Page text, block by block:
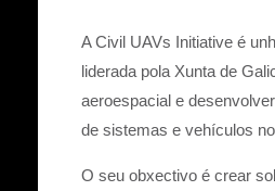
A Civil UAVs Initiative é
liderada pola Xunta de
aeroespacial e
de sistemas e vehículos
O seu obxectivo é crear